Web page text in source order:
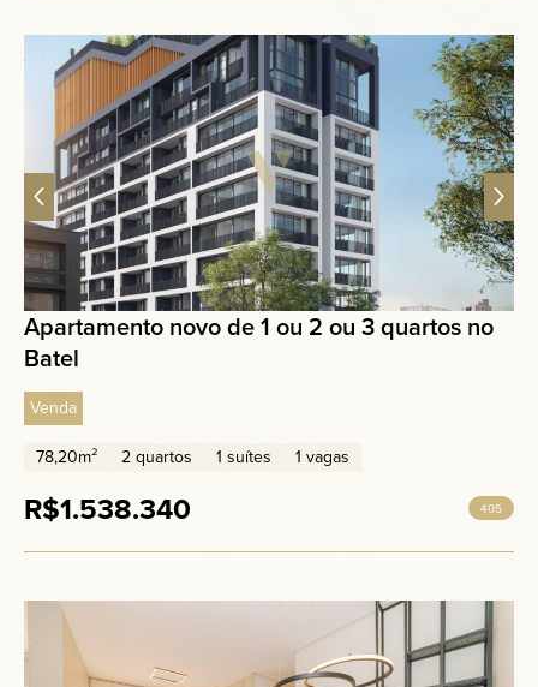
Apartamento novo de 1 ou 2 ou 3 quartos no
Batel
Venda
78,20m²
2 quartos 1 suítes 1 vagas
R$1.538.340 405